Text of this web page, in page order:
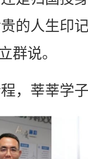
的人生印
群说。
，莘莘学